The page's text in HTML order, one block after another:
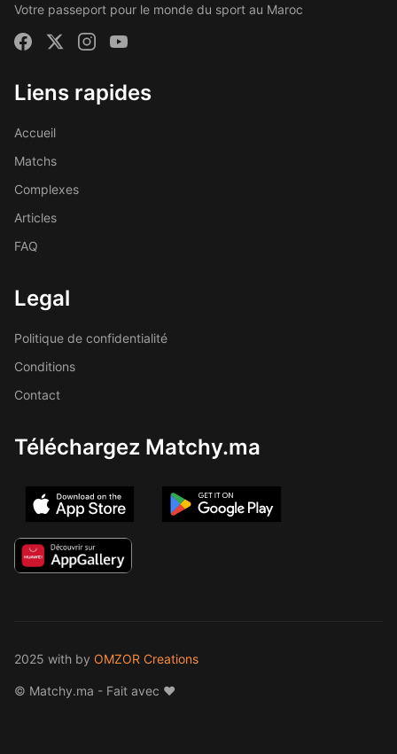
Votre passeport pour le monde du sport au Maroc
Liens rapides
Accueil
Matchs
Complexes
Articles
FAQ
Legal
Politique de confidentialité
Conditions
Contact
Téléchargez Matchy.ma
2025 with by OMZOR Creations
© Matchy.ma - Fait avec ❤️